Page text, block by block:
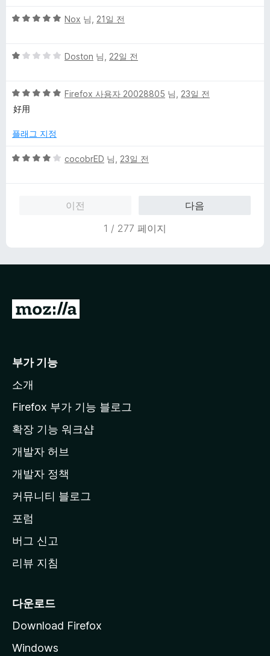
점
점
5
점
점
Nox 님, 21일 전
5
점
에
점
Doston 님, 22일 전
5
점
점
5
Firefox 사용자 20028805 님, 23일 전
好用
플래그 지정
5
cocobrED 님, 23일 전
이전
다음
1 / 277 페이지
M
l
a
페
이
지
이
동
부가 기능
소개
Firefox 부가 기능 블로그
확장 기능 워크샵
개발자 허브
개발자 정책
커뮤니티 블로그
포럼
버그 신고
리뷰 지침
다운로드
Download Firefox
Windows